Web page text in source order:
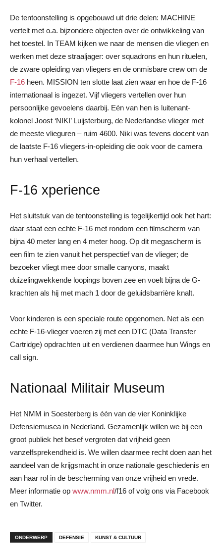
De tentoonstelling is opgebouwd uit drie delen: MACHINE
vertelt met o.a. bijzondere objecten over de ontwikkeling van
het toestel. In TEAM kijken we naar de mensen die vliegen en
werken met deze straaljager: over squadrons en hun rituelen,
de zware opleiding van vliegers en de onmisbare crew om de
F-16 heen. MISSION ten slotte laat zien waar en hoe de F-16
internationaal is ingezet. Vijf vliegers vertellen over hun
persoonlijke gevoelens daarbij. Eén van hen is luitenant-
kolonel Joost ‘NIKI’ Luijsterburg, de Nederlandse vlieger met
de meeste vlieguren – ruim 4600. Niki was tevens docent van
de laatste F-16 vliegers-in-opleiding die ook voor de camera
hun verhaal vertellen.
F-16 xperience
Het sluitstuk van de tentoonstelling is tegelijkertijd ook het hart:
daar staat een echte F-16 met rondom een filmscherm van
bijna 40 meter lang en 4 meter hoog. Op dit megascherm is
een film te zien vanuit het perspectief van de vlieger; de
bezoeker vliegt mee door smalle canyons, maakt
duizelingwekkende loopings boven zee en voelt bijna de G-
krachten als hij met mach 1 door de geluidsbarrière knalt.
Voor kinderen is een speciale route opgenomen. Net als een
echte F-16-vlieger voeren zij met een DTC (Data Transfer
Cartridge) opdrachten uit en verdienen daarmee hun Wings en
call sign.
Nationaal Militair Museum
Het NMM in Soesterberg is één van de vier Koninklijke
Defensiemusea in Nederland. Gezamenlijk willen we bij een
groot publiek het besef vergroten dat vrijheid geen
vanzelfsprekendheid is. We willen daarmee recht doen aan het
aandeel van de krijgsmacht in onze nationale geschiedenis en
aan haar rol in de bescherming van onze vrijheid en vrede.
Meer informatie op www.nmm.nl/f16 of volg ons via Facebook
en Twitter.
ONDERWERP DEFENSIE KUNST & CULTUUR